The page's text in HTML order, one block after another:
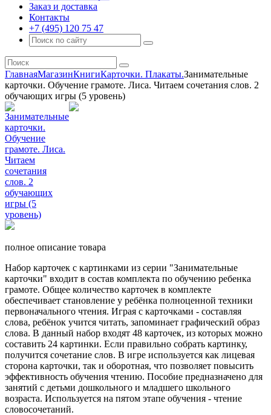
Заказ и доставка
Контакты
+7 (495) 120 75 47
ГлавнаяМагазинКнигиКарточки. Плакаты.Занимательные
карточки. Обучение грамоте. Лиса. Читаем сочетания слов. 2
обучающих игры (5 уровень)
полное описание товара
Набор карточек с картинками из серии "Занимательные
карточки" входит в состав комплекта по обучению ребенка
грамоте. Общее количество карточек в комплекте
обеспечивает становление у ребёнка полноценной техники
первоначального чтения. Играя с карточками - составляя
слова, ребёнок учится читать, запоминает графический образ
слова. В данный набор входят 48 карточек, из которых можно
составить 24 картинки. Если правильно собрать картинку,
получится сочетание слов. В игре используется как лицевая
сторона карточки, так и оборотная, что позволяет повысить
эффективность обучения чтению. Пособие предназначено для
занятий с детьми дошкольного и младшего школьного
возраста. Используется на пятом этапе обучения - чтение
словосочетаний.